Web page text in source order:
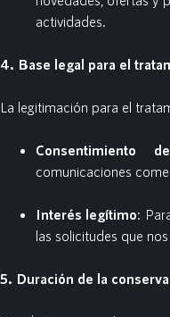
actividades.
4. Base legal para el
La legitimación para el
Consentimiento
comunicaciones
Interés legítimo:
las solicitudes que
5. Duración de la